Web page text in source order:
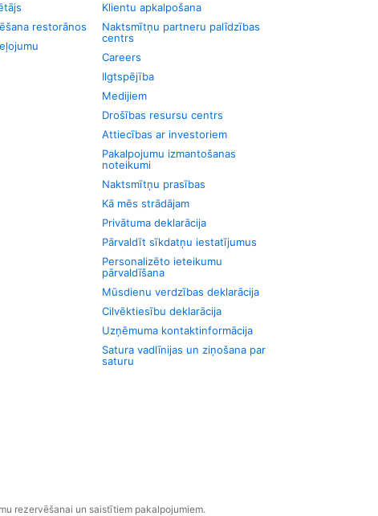
restorānos
Klientu apkalpošana
Naktsmītņu partneru palīdzības
centrs
Careers
Ilgtspējība
Medijiem
Drošības resursu centrs
Attiecības ar investoriem
Pakalpojumu izmantošanas
noteikumi
Naktsmītņu prasības
Kā mēs strādājam
Privātuma deklarācija
Pārvaldīt sīkdatņu iestatījumus
Personalizēto ieteikumu
pārvaldīšana
Mūsdienu verdzības deklarācija
Cilvēktiesību deklarācija
Uzņēmuma kontaktinformācija
Satura vadlīnijas un ziņošana par
saturu
rezervēšanai un saistītiem pakalpojumiem.